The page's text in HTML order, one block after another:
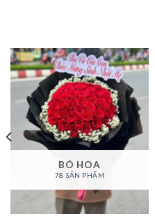
BÓ HOA
78 SẢN PHẨM